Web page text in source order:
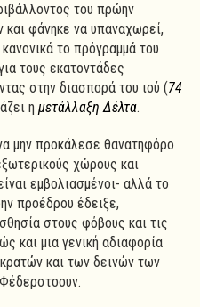
του πρώην
φάνηκε να υπαναχωρεί,
το πρόγραμμά του
τους εκατοντάδες
στην διασπορά του ιού (74
η μετάλλαξη Δέλτα.
μην προκάλεσε θανατηφόρο
χώρους και
εμβολιασμένοι- αλλά το
προέδρου έδειξε,
στους φόβους και τις
και μια γενική αδιαφορία
και των δεινών των